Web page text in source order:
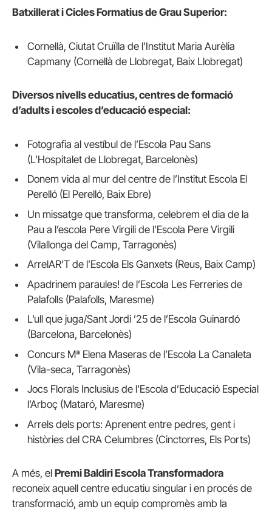
Batxillerat i Cicles Formatius de Grau Superior:
Cornellà, Ciutat Cruïlla de l’Institut Maria Aurèlia
Capmany (Cornellà de Llobregat, Baix Llobregat)
Diversos nivells educatius, centres de formació
d’adults i escoles d’educació especial:
Fotografia al vestíbul de l’Escola Pau Sans
(L’Hospitalet de Llobregat, Barcelonès)
Donem vida al mur del centre de l’Institut Escola El
Perelló (El Perelló, Baix Ebre)
Un missatge que transforma, celebrem el dia de la
Pau a l’escola Pere Virgili de l’Escola Pere Virgili
(Vilallonga del Camp, Tarragonès)
ArrelAR’T de l’Escola Els Ganxets (Reus, Baix Camp)
Apadrinem paraules! de l’Escola Les Ferreries de
Palafolls (Palafolls, Maresme)
L’ull que juga/Sant Jordi ’25 de l’Escola Guinardó
(Barcelona, Barcelonès)
Concurs Mª Elena Maseras de l’Escola La Canaleta
(Vila-seca, Tarragonès)
Jocs Florals Inclusius de l’Escola d’Educació Especial
l’Arboç (Mataró, Maresme)
Arrels dels ports: Aprenent entre pedres, gent i
històries del CRA Celumbres (Cinctorres, Els Ports)
A més, el Premi Baldiri Escola Transformadora
reconeix aquell centre educatiu singular i en procés de
transformació, amb un equip compromès amb la